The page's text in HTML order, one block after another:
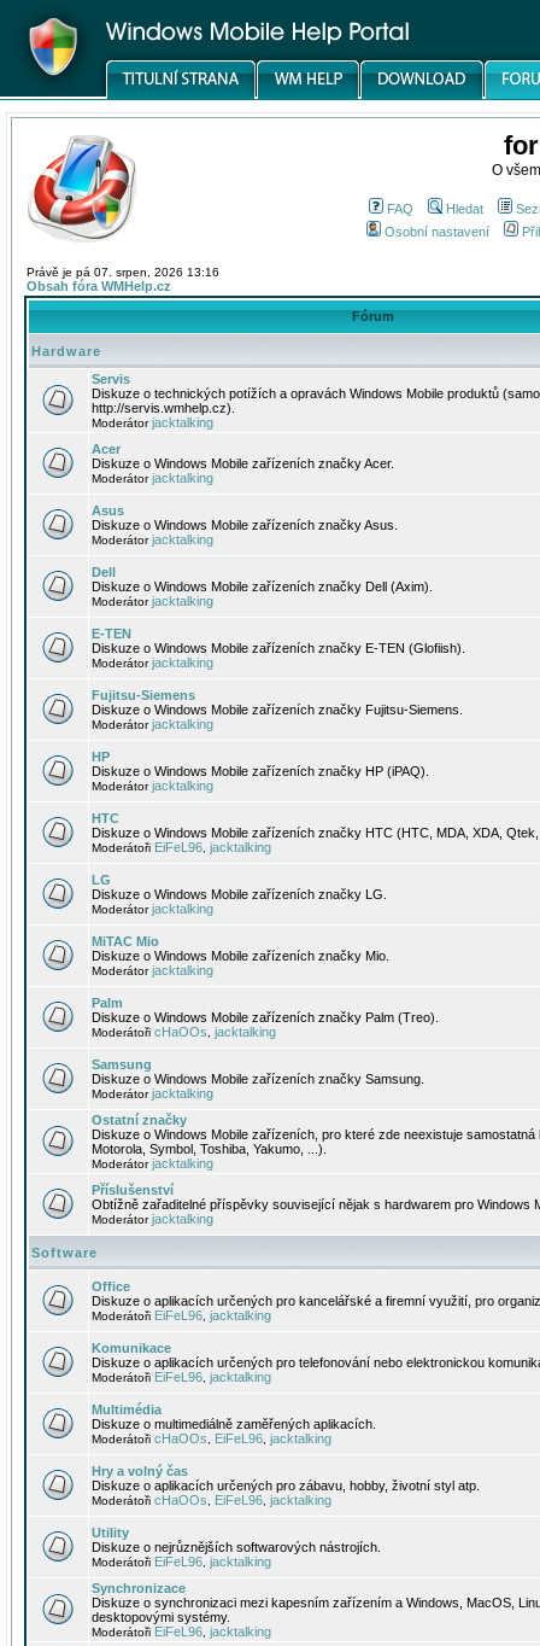
O
FAQ Hledat
Osobní nastavení
Právě je pá 07. srpen, 2026 13:16
Obsah fóra WMHelp.cz
Fórum
Hardware
Servis
Diskuze o technických potížích a opravách Windows Mobile produktů
http://servis.wmhelp.cz).
Moderátorjacktalking
Acer
Diskuze o Windows Mobile zařízeních značky Acer.
Moderátorjacktalking
Asus
Diskuze o Windows Mobile zařízeních značky Asus.
Moderátorjacktalking
Dell
Diskuze o Windows Mobile zařízeních značky Dell (Axim).
Moderátorjacktalking
E-TEN
Diskuze o Windows Mobile zařízeních značky E-TEN (Glofiish).
Moderátorjacktalking
Fujitsu-Siemens
Diskuze o Windows Mobile zařízeních značky Fujitsu-Siemens.
Moderátorjacktalking
HP
Diskuze o Windows Mobile zařízeních značky HP (iPAQ).
Moderátorjacktalking
HTC
Diskuze o Windows Mobile zařízeních značky HTC (HTC, MDA, XDA,
Moderátoři EiFeL96 jacktalking
LG
Diskuze o Windows Mobile zařízeních značky LG.
Moderátorjacktalking
MiTAC Mio
Diskuze o Windows Mobile zařízeních značky Mio.
Moderátorjacktalking
Palm
Diskuze o Windows Mobile zařízeních značky Palm (Treo).
Moderátoři cHaOOs jacktalking
Samsung
Diskuze o Windows Mobile zařízeních značky Samsung.
Moderátorjacktalking
Ostatní značky
Diskuze o Windows Mobile zařízeních, pro které zde neexistuje
Motorola, Symbol, Toshiba, Yakumo, ...).
Moderátorjacktalking
Příslušenství
Obtížně zařaditelné příspěvky související nějak s hardwarem pro Windows
Moderátorjacktalking
Software
Office
Diskuze o aplikacích určených pro kancelářské a firemní využití, pro
Moderátoři EiFeL96 jacktalking
Komunikace
Diskuze o aplikacích určených pro telefonování nebo elektronickou
Moderátoři EiFeL96 jacktalking
Multimédia
Diskuze o multimediálně zaměřených aplikacích.
Moderátoři cHaOOs EiFeL96 jacktalking
Hry a volný čas
Diskuze o aplikacích určených pro zábavu, hobby, životní styl atp.
Moderátoři cHaOOs EiFeL96 jacktalking
Utility
Diskuze o nejrůznějších softwarových nástrojích.
Moderátoři EiFeL96 jacktalking
Synchronizace
Diskuze o synchronizaci mezi kapesním zařízením a Windows, MacOS,
desktopovými systémy.
Moderátoři EiFeL96 jacktalking